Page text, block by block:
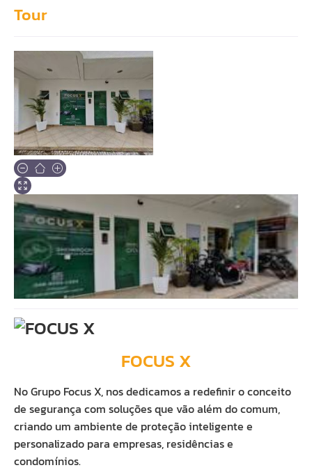
Tour
Sobre
FOCUS X
No Grupo Focus X, nos dedicamos a redefinir o conceito
de segurança com soluções que vão além do comum,
criando um ambiente de proteção inteligente e
personalizado para empresas, residências e
condomínios.